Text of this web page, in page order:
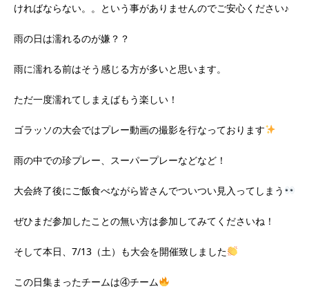
ければならない。。という事がありませんのでご安心ください♪
雨の日は濡れるのが嫌？？
雨に濡れる前はそう感じる方が多いと思います。
ただ一度濡れてしまえばもう楽しい！
ゴラッソの大会ではプレー動画の撮影を行なっております
雨の中での珍プレー、スーパープレーなどなど！
大会終了後にご飯食べながら皆さんでついつい見入ってしまう
ぜひまだ参加したことの無い方は参加してみてくださいね！
そして本日、7/13（土）も大会を開催致しました
この日集まったチームは④チーム